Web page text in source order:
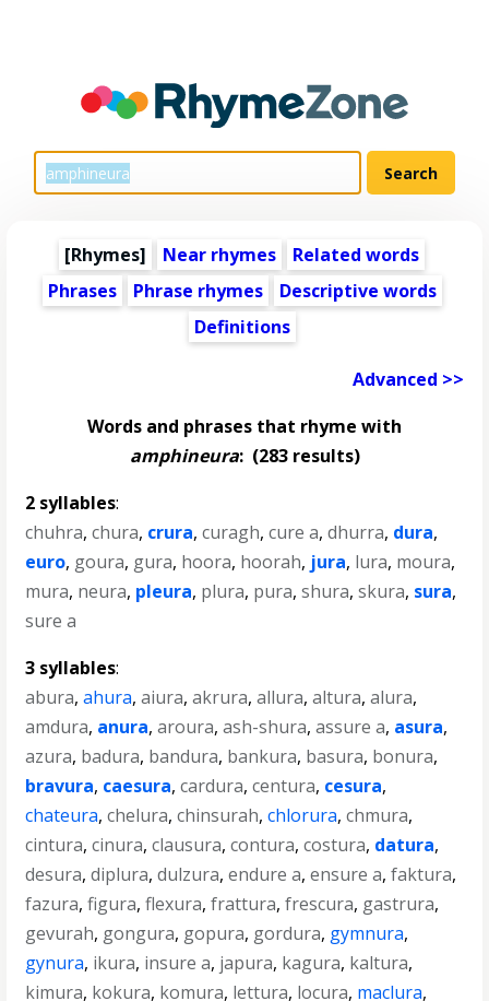
[Rhymes] Near rhymes
Related words
Phrases
Phrase rhymes
Descriptive words
Definitions
Advanced >>
Words and phrases that rhyme with
amphineura:(283 results)
2 syllables:
chuhra,chura, crura,curagh,cure a,dhurra, dura,
euro, goura, gura, hoora, hoorah, jura, lura, moura,
mura, neura, pleura, plura, pura,shura,skura, sura,
sure a
3 syllables:
abura,ahura,aiura,akrura,allura,altura,alura,
amdura, anura,aroura,ash-shura,assure a, asura,
azura, badura, bandura, bankura, basura, bonura,
bravura, caesura,cardura,centura, cesura,
chateura,chelura,chinsurah,chlorura,chmura,
cintura,cinura,clausura,contura,costura, datura,
desura,diplura,dulzura,endure a,ensure a,faktura,
fazura,figura,flexura,frattura,frescura, gastrura,
gevurah, gongura, gopura, gordura, gymnura,
gynura, ikura, insure a, japura, kagura, kaltura,
kimura, kokura, komura, lettura, locura, maclura,